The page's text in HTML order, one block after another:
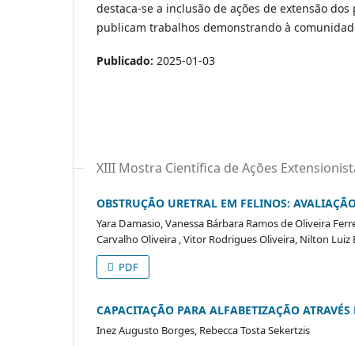
destaca-se a inclusão de ações de extensão
publicam trabalhos demonstrando à
Publicado: 2025-01-03
XIII Mostra Científica de Ações
OBSTRUÇÃO URETRAL EM FELINOS:
Yara Damasio, Vanessa Bárbara Ramos de Oliveira
Carvalho Oliveira , Vitor Rodrigues Oliveira, Nilton Luiz
PDF
CAPACITAÇÃO PARA ALFABETIZAÇÃO
Inez Augusto Borges, Rebecca Tosta Sekertzis